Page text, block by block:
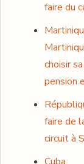
faire du
choisir
pension
faire de
circuit à